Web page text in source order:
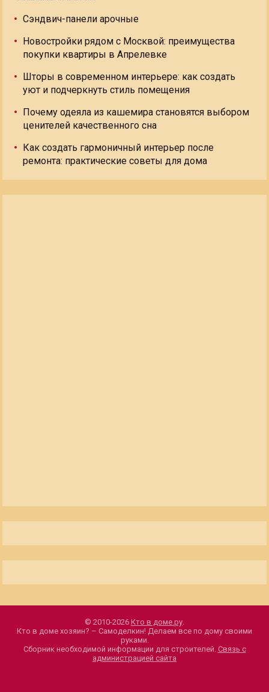
Сэндвич-панели арочные
Новостройки рядом с Москвой: преимущества
покупки квартиры в Апрелевке
Шторы в современном интерьере: как создать
уют и подчеркнуть стиль помещения
Почему одеяла из кашемира становятся выбором
ценителей качественного сна
Как создать гармоничный интерьер после
ремонта: практические советы для дома
© 2010-2026 Кто в доме.ру.
Кто в доме хозяин? – Самоделкин! Делаем все по дому своими
руками.
Сборник необходимой информации для строителей. Связь с
администрацией сайта